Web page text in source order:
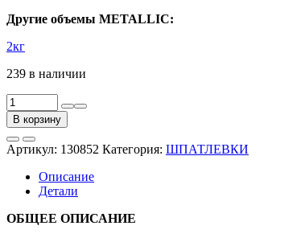
Другие объемы METALLIC:
2кг
239 в наличии
Количество
товара
Шпатлевка
2К
полиэфирная
алюминием
METALLIC,
серебристая
В корзину
Артикул: 130852 Категория: ШПАТЛЕВКИ
Описание
Детали
ОБЩЕЕ ОПИСАНИЕ